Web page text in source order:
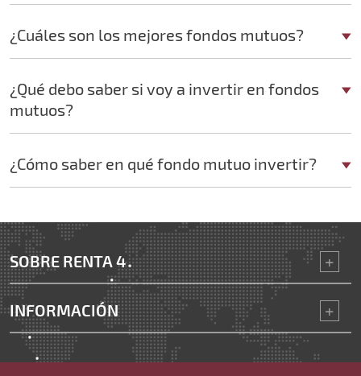
¿Cuáles son los mejores fondos mutuos?
¿Qué debo saber si voy a invertir en fondos
mutuos?
¿Cómo saber en qué fondo mutuo invertir?
SOBRE RENTA 4
INFORMACIÓN